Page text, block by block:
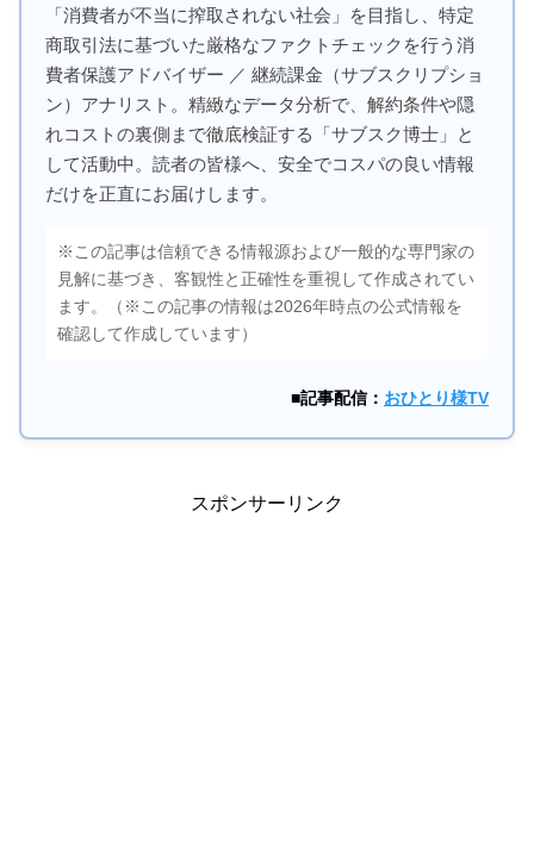
「消費者が不当に搾取されない社会」を目指し、特定
商取引法に基づいた厳格なファクトチェックを行う消
費者保護アドバイザー ／ 継続課金（サブスクリプショ
ン）アナリスト。精緻なデータ分析で、解約条件や隠
れコストの裏側まで徹底検証する「サブスク博士」と
して活動中。読者の皆様へ、安全でコスパの良い情報
だけを正直にお届けします。
※この記事は信頼できる情報源および一般的な専門家の
見解に基づき、客観性と正確性を重視して作成されてい
ます。（※この記事の情報は2026年時点の公式情報を
確認して作成しています）
■記事配信： おひとり様TV
スポンサーリンク